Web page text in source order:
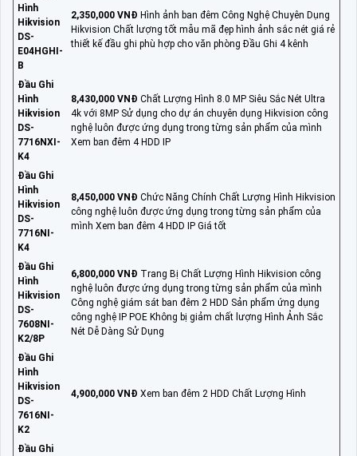
Hình
Hikvision
DS-
E04HGHI-
B
2,350,000 VNĐ Hình ảnh ban đêm Công Nghệ Chuyên Dụng
Hikvision Chất lượng tốt mẫu mã đẹp hình ảnh sắc nét giá rẻ
thiết kế đầu ghi phù hợp cho văn phòng Đầu Ghi 4 kênh
Đầu Ghi
Hình
Hikvision
DS-
7716NXI-
K4
8,430,000 VNĐ Chất Lượng Hình 8.0 MP Siêu Sắc Nét Ultra
4k với 8MP Sử dụng cho dự án chuyên dụng Hikvision công
nghệ luôn được ứng dụng trong từng sản phẩm của mình
Xem ban đêm 4 HDD IP
Đầu Ghi
Hình
Hikvision
DS-
7716NI-
K4
8,450,000 VNĐ Chức Năng Chính Chất Lượng Hình Hikvision
công nghệ luôn được ứng dụng trong từng sản phẩm của
mình Xem ban đêm 4 HDD IP Giá tốt
Đầu Ghi
Hình
Hikvision
DS-
7608NI-
K2/8P
6,800,000 VNĐ Trang Bị Chất Lượng Hình Hikvision công
nghệ luôn được ứng dụng trong từng sản phẩm của mình
Công nghệ giám sát ban đêm 2 HDD Sản phẩm ứng dụng
công nghệ IP POE Không bị giảm chất lượng Hình Ảnh Sắc
Nét Dễ Dàng Sử Dụng
Đầu Ghi
Hình
Hikvision
DS-
7616NI-
K2
4,900,000 VNĐ Xem ban đêm 2 HDD Chất Lượng Hình
Đầu Ghi